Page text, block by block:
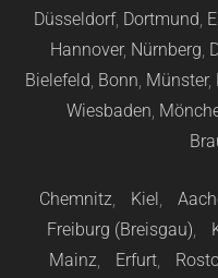
Düsseldorf, Dortmund,
Hannover, Nürnberg,
Bielefeld, Bonn, Münster,
Wiesbaden,
Chemnitz, Kiel,
Freiburg (Breisgau),
Mainz, Erfurt,